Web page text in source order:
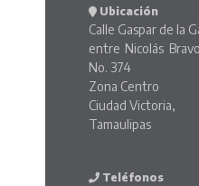
Ubicación
Calle Gaspar de la
entre Nicolás
No. 374
Zona Centro
Ciudad Victoria,
Tamaulipas
Teléfonos